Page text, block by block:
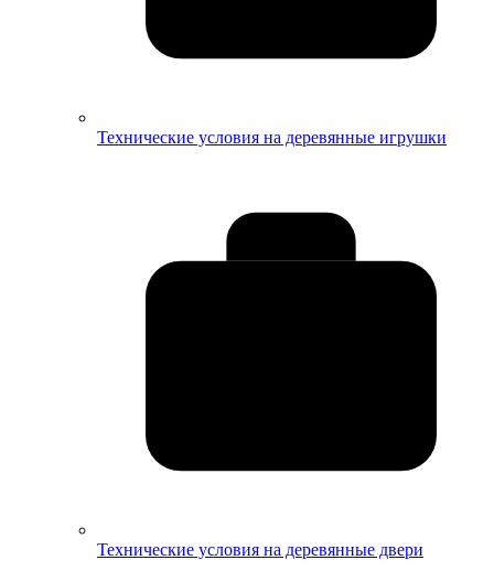
Технические условия на деревянные игрушки
Технические условия на деревянные двери